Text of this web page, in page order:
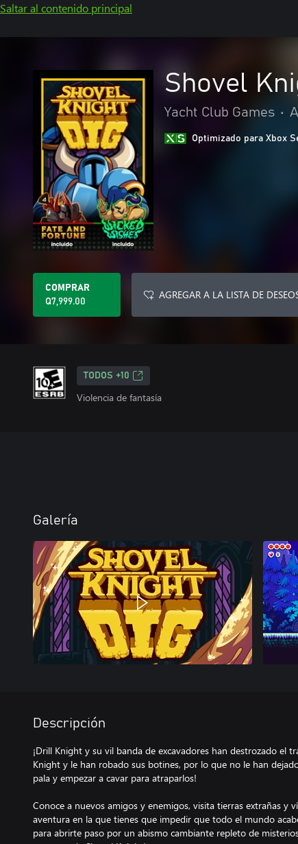
Saltar al contenido principal
Shovel
Yacht Club Games •
Optimizado para Xbox
COMPRAR
Q7,999.00
AGREGAR A LA LISTA DE
TODOS +10
Violencia de fantasía
Galería
Descripción
¡Drill Knight y su vil banda de excavadores han destrozado el
Knight y le han robado sus botines, por lo que no le han
pala y empezar a cavar para atraparlos!
Conoce a nuevos amigos y enemigos, visita tierras extrañas y
aventura en la que tienes que impedir que todo el mundo
para abrirte paso por un abismo cambiante repleto de